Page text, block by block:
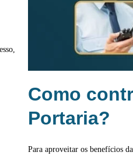
Como
Portaria?
Para aproveitar os benefícios